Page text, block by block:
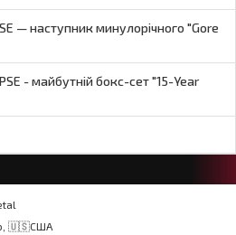
— наступник минулорічного "Gore
- майбутній бокс-сет "15-Year
🇺🇸США